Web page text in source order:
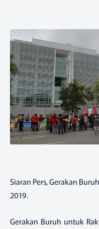
Siaran Pers, Gerakan
2019.
Gerakan Buruh untuk